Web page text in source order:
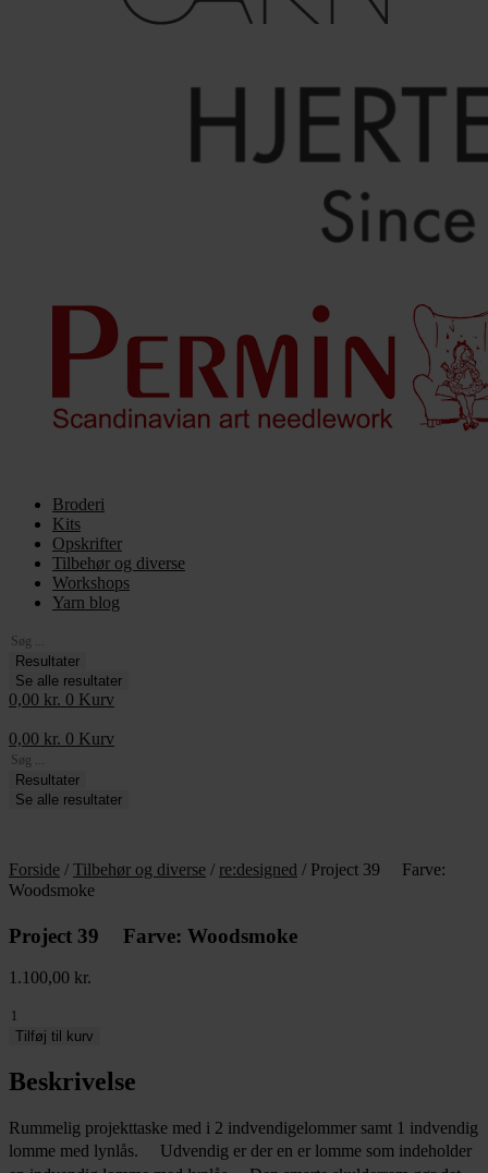
Broderi
Kits
Opskrifter
Tilbehør og diverse
Workshops
Yarn blog
Search
...Resultater
Se alle resultater
0,00 kr. 0 Kurv
0,00 kr. 0 Kurv
Search
...Resultater
Se alle resultater
Forside / Tilbehør og diverse / re:designed / Project 39 Farve:
Woodsmoke
Project 39 Farve: Woodsmoke
1.100,00 kr.
Project
39
Farve:
antal
Tilføj til kurv
Beskrivelse
Rummelig projekttaske med i 2 indvendigelommer samt 1 indvendig
lomme med lynlås. Udvendig er der en er lomme som indeholder